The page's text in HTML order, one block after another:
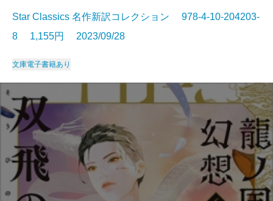
Star Classics 名作新訳コレクション 978-4-10-204203-
8 1,155円 2023/09/28
文庫電子書籍あり